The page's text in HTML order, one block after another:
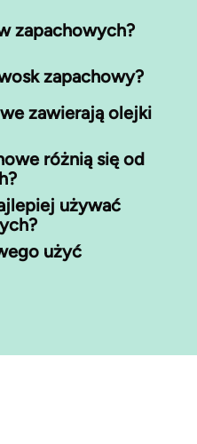
zapachowych?
zapachowy?
zawierają olejki
różnią się od
używać
użyć